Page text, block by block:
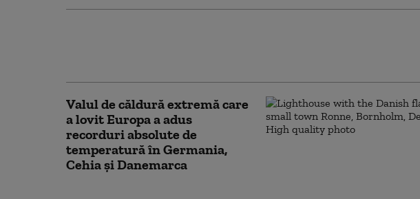
Valul de căldură extremă care
a lovit Europa a adus
recorduri absolute de
temperatură în Germania,
Cehia şi Danemarca